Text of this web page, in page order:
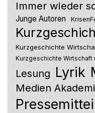
Immer wieder
Junge Autoren
Kurzgeschichte
Kurzgeschichte Wirtschaft
Lesung Lyrik
Medien